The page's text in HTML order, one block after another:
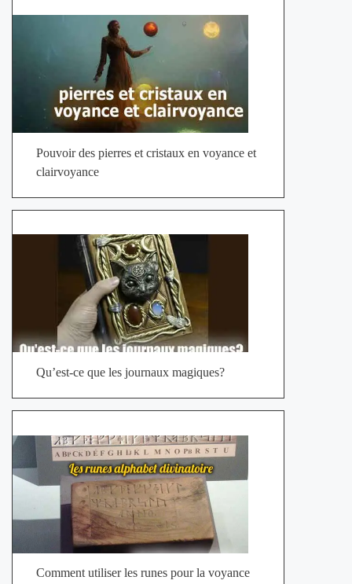
Pouvoir des pierres et cristaux en voyance et
clairvoyance
Qu’est-ce que les journaux magiques?
Comment utiliser les runes pour la voyance